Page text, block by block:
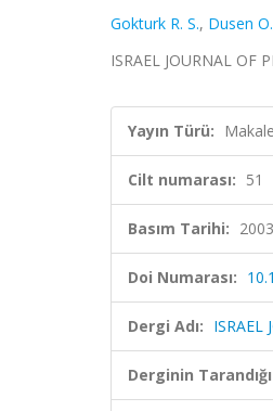
Gokturk R. S., Dusen O.
ISRAEL JOURNAL OF
Yayın Türü:
Cilt numarası: 51
Basım Tarihi: 2003
Doi Numarası:
Dergi Adı: ISRAEL
Derginin